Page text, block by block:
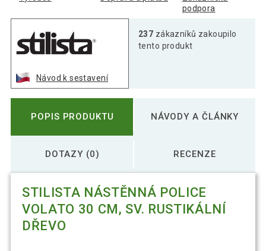
Stilista Nástěnná police Volato 90 cm, sv.
rustikální dřevo
540 Kč
podpora
Návod k sestavení
237 zákazníků zakoupilo
tento produkt
POPIS PRODUKTU NÁVODY A ČLÁNKY
DOTAZY (0) RECENZE
STILISTA NÁSTĚNNÁ POLICE
VOLATO 30 CM, SV. RUSTIKÁLNÍ
DŘEVO